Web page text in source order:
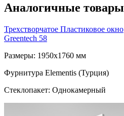
Аналогичные товары
Трехстворчатое Пластиковое окно
Greentech 58
Размеры: 1950x1760 мм
Фурнитура Elementis (Турция)
Стеклопакет: Однокамерный